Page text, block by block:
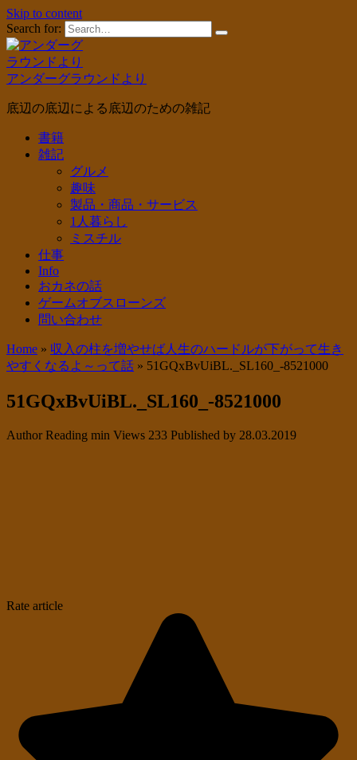
Skip to content
Search for:
アンダーグラウンドより
底辺の底辺による底辺のための雑記
書籍
雑記
グルメ
趣味
製品・商品・サービス
1人暮らし
ミスチル
仕事
Info
おカネの話
ゲームオブスローンズ
問い合わせ
Home » 収入の柱を増やせば人生のハードルが下がって生き
やすくなるよ～って話 » 51GQxBvUiBL._SL160_-8521000
51GQxBvUiBL._SL160_-8521000
Author Reading min Views 233 Published by 28.03.2019
Rate article